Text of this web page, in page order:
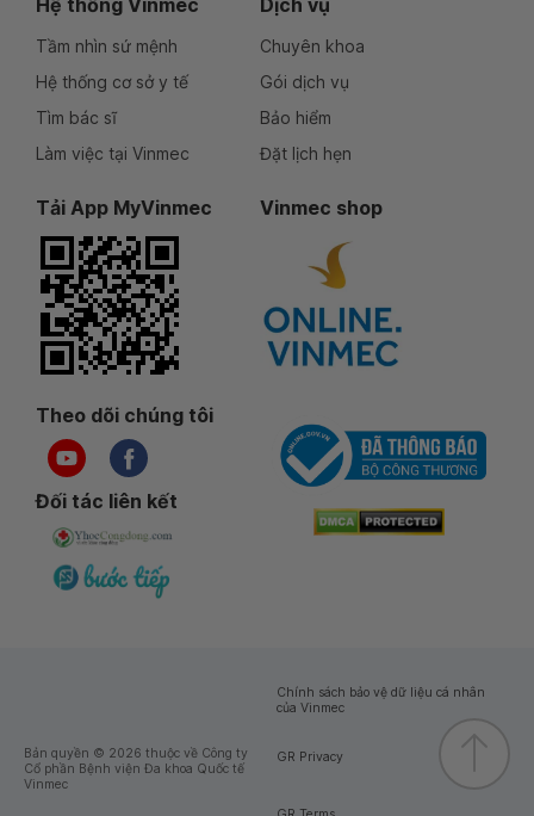
Hệ thống Vinmec
Tầm nhìn sứ mệnh
Hệ thống cơ sở y tế
Tìm bác sĩ
Làm việc tại Vinmec
Dịch vụ
Chuyên khoa
Gói dịch vụ
Bảo hiểm
Đặt lịch hẹn
Tải App MyVinmec Vinmec shop
Theo dõi chúng tôi
Đối tác liên kết
Bản quyền © 2026 thuộc về Công ty
Cổ phần Bệnh viện Đa khoa Quốc tế
Vinmec
Chính sách bảo vệ dữ liệu cá nhân
của Vinmec
GR Privacy